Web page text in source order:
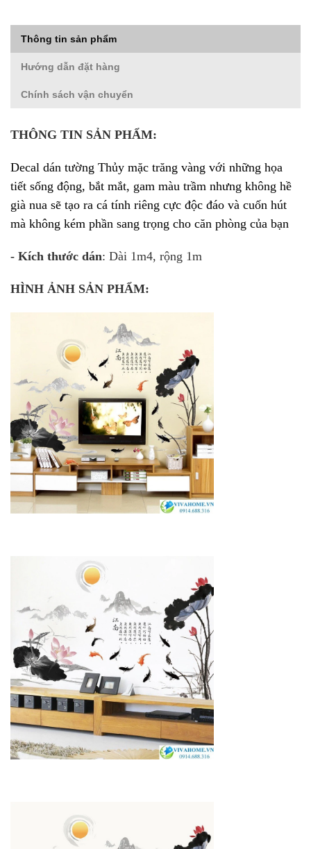
Thông tin sản phẩm
Hướng dẫn đặt hàng
Chính sách vận chuyển
THÔNG TIN SẢN PHẨM:
Decal dán tường Thủy mặc trăng vàng với những họa
tiết sống động, bắt mắt, gam màu trầm nhưng không hề
già nua sẽ tạo ra cá tính riêng cực độc đáo và cuốn hút
mà không kém phần sang trọng cho căn phòng của bạn
- Kích thước dán: Dài 1m4, rộng 1m
HÌNH ẢNH SẢN PHẨM: